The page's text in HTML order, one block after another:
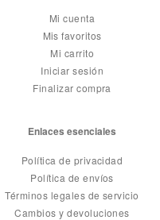
Mi cuenta
Mis favoritos
Mi carrito
Iniciar sesión
Finalizar compra
Enlaces esenciales
Política de privacidad
Política de envíos
Términos legales de servicio
Cambios y devoluciones